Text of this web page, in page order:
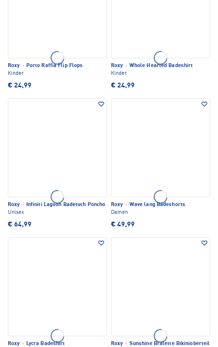
Roxy · Porto Raffia Flip Flops
Kinder
€ 24,99
Roxy · Whole Hearted Badeshirt
Kinder
€ 24,99
Roxy · Infiniti Lagoon Badetuch Poncho
Unisex
€ 64,99
Roxy · Wave lang Badeshorts
Damen
€ 49,99
Roxy · Lycra Badeshirt Roxy · Sunshine Bralette Bikinioberteil